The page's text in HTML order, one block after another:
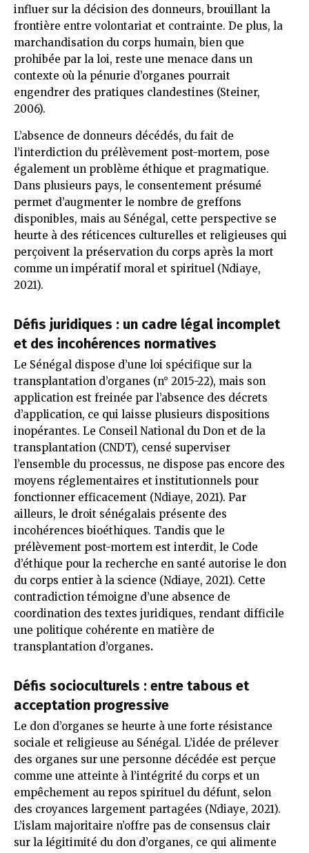
influer sur la décision des donneurs, brouillant la
frontière entre volontariat et contrainte. De plus, la
marchandisation du corps humain, bien que
prohibée par la loi, reste une menace dans un
contexte où la pénurie d’organes pourrait
engendrer des pratiques clandestines (Steiner,
2006).
L’absence de donneurs décédés, du fait de
l’interdiction du prélèvement post-mortem, pose
également un problème éthique et pragmatique.
Dans plusieurs pays, le consentement présumé
permet d’augmenter le nombre de greffons
disponibles, mais au Sénégal, cette perspective se
heurte à des réticences culturelles et religieuses qui
perçoivent la préservation du corps après la mort
comme un impératif moral et spirituel (Ndiaye,
2021).
Défis juridiques : un cadre légal incomplet
et des incohérences normatives
Le Sénégal dispose d’une loi spécifique sur la
transplantation d’organes (n° 2015-22), mais son
application est freinée par l’absence des décrets
d’application, ce qui laisse plusieurs dispositions
inopérantes. Le Conseil National du Don et de la
transplantation (CNDT), censé superviser
l’ensemble du processus, ne dispose pas encore des
moyens réglementaires et institutionnels pour
fonctionner efficacement (Ndiaye, 2021). Par
ailleurs, le droit sénégalais présente des
incohérences bioéthiques. Tandis que le
prélèvement post-mortem est interdit, le Code
d’éthique pour la recherche en santé autorise le don
du corps entier à la science (Ndiaye, 2021). Cette
contradiction témoigne d’une absence de
coordination des textes juridiques, rendant difficile
une politique cohérente en matière de
transplantation d’organes.
Défis socioculturels : entre tabous et
acceptation progressive
Le don d’organes se heurte à une forte résistance
sociale et religieuse au Sénégal. L’idée de prélever
des organes sur une personne décédée est perçue
comme une atteinte à l’intégrité du corps et un
empêchement au repos spirituel du défunt, selon
des croyances largement partagées (Ndiaye, 2021).
L’islam majoritaire n’offre pas de consensus clair
sur la légitimité du don d’organes, ce qui alimente